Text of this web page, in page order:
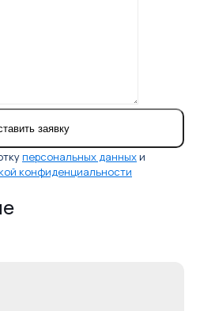
персональных данных и
конфиденциальности